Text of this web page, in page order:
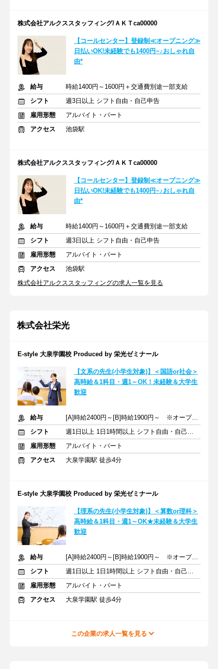
株式会社アルクススタッフィング/ＡＫＴca00000
【コールセンター】登録制≪オープニング≫
日払いOK!未経験でも1400円~♪おしゃれ自
由*
給与
時給1400円～1600円＋交通費別途一部支給
シフト
週3日以上 シフト自由・自己申告
雇用形態
アルバイト・パート
アクセス
池袋駅
株式会社アルクススタッフィング/ＡＫＴca00000
【コールセンター】登録制≪オープニング≫
日払いOK!未経験でも1400円~♪おしゃれ自
由*
給与
時給1400円～1600円＋交通費別途一部支給
シフト
週3日以上 シフト自由・自己申告
雇用形態
アルバイト・パート
アクセス
池袋駅
株式会社アルクススタッフィングの求人一覧を見る
株式会社栄光
E-style 大泉学園校 Produced by 栄光ゼミナール
【文系の先生(小学生対象)】＜国語or社会＞
高時給＆1科目・週1～OK！未経験＆大学生
歓迎
給与
[A]時給2400円～[B]時給1900円～ ※オープニング手当含む
シフト
週1日以上 1日1時間以上 シフト自由・自己申告
雇用形態
アルバイト・パート
アクセス
大泉学園駅 徒歩4分
E-style 大泉学園校 Produced by 栄光ゼミナール
【理系の先生(小学生対象)】＜算数or理科＞
高時給＆1科目・週1～OK★未経験＆大学生
歓迎
給与
[A]時給2400円～[B]時給1900円～ ※オープニング手当含む
シフト
週1日以上 1日1時間以上 シフト自由・自己申告
雇用形態
アルバイト・パート
アクセス
大泉学園駅 徒歩4分
この企業の求人一覧を見る